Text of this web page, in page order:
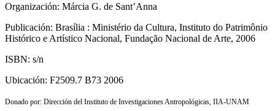
Organización: Márcia G. de Sant’Anna
Publicación: Brasília : Ministério da Cultura, Instituto do Patrimônio
Histórico e Artístico Nacional, Fundação Nacional de Arte, 2006
ISBN: s/n
Ubicación: F2509.7 B73 2006
Donado por: Dirección del Instituto de Investigaciones Antropológicas, IIA-UNAM